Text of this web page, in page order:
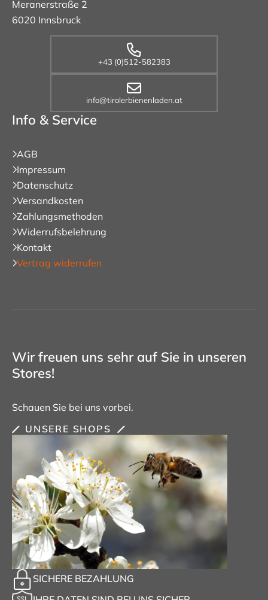
Meranerstraße 2
6020 Innsbruck
+43 (0)512-582383
info@tirolerbienenladen.at
Info & Service
AGB
Impressum
Datenschutz
Versandkosten
Zahlungsmethoden
Widerrufsbelehrung
Kontakt
Vertrag widerrufen
Wir freuen uns sehr auf Sie in unseren
Stores!
Schauen Sie bei uns vorbei.
UNSERE SHOPS
SICHERE BEZAHLUNG